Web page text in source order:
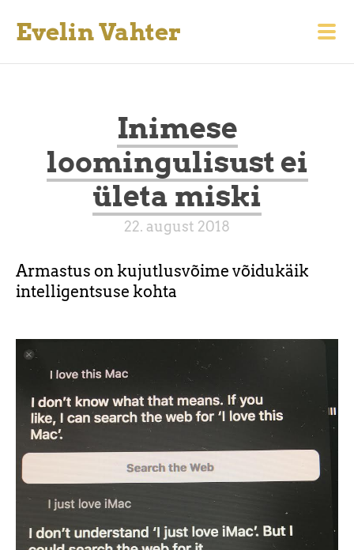
Evelin Vahter
Inimese
loomingulisust ei
ületa miski
22. august 2018
Armastus on kujutlusvõime võidukäik
intelligentsuse kohta